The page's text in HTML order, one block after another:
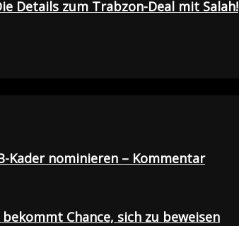
Details zum Trabzon-Deal mit Salah!
Kader nominieren – Kommentar
Chance, sich zu beweisen